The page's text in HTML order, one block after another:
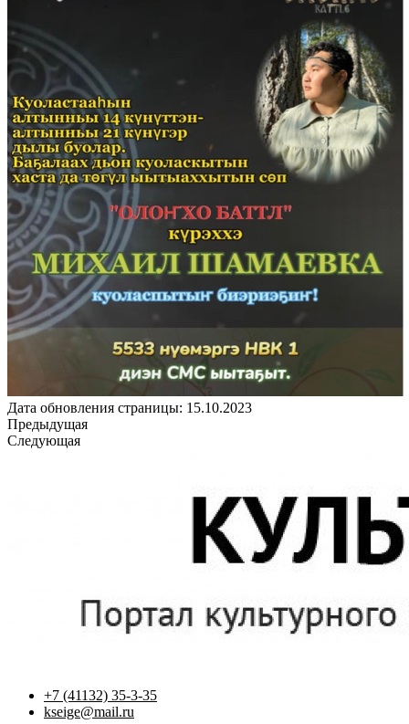
Дата обновления страницы: 15.10.2023
Предыдущая
Следующая
+7 (41132) 35-3-35
kseige@mail.ru